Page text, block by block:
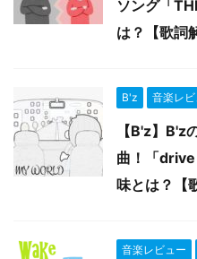
ソング「
は？【歌詞
B'z 音楽レビ
【B'z】B'z
曲！「
味とは？【
音楽レビュー